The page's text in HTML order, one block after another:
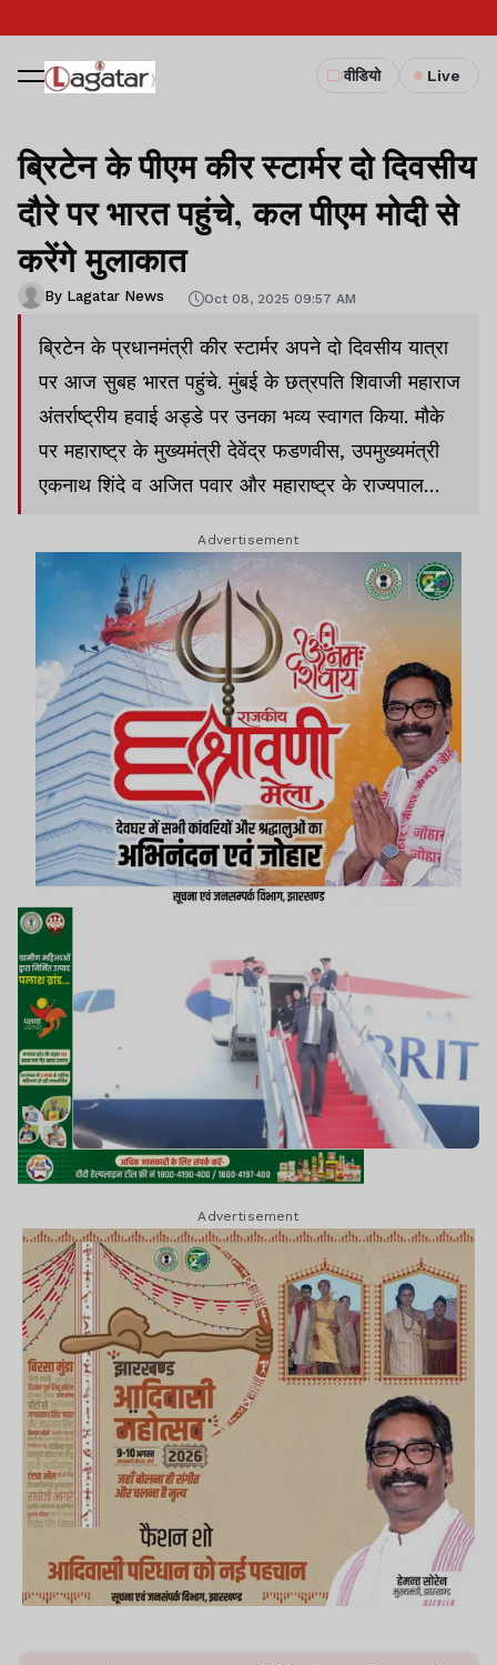
वीडियो Live
ब्रिटेन के पीएम कीर स्टार्मर दो दिवसीय
दौरे पर भारत पहुंचे, कल पीएम मोदी से
करेंगे मुलाकात
By Lagatar News Oct 08, 2025 09:57 AM
ब्रिटेन के प्रधानमंत्री कीर स्टार्मर अपने दो दिवसीय यात्रा
पर आज सुबह भारत पहुंचे. मुंबई के छत्रपति शिवाजी महाराज
अंतर्राष्ट्रीय हवाई अड्डे पर उनका भव्य स्वागत किया. मौके
पर महाराष्ट्र के मुख्यमंत्री देवेंद्र फडणवीस, उपमुख्यमंत्री
एकनाथ शिंदे व अजित पवार और महाराष्ट्र के राज्यपाल
मुलाकात करेंगे. साथ ही जियो वर्ल्ड सेंटर में सीईओ फोरम
और ग्लोबल फिनटेक फेस्ट 2025 कार्यक्रमों में भाग लेंगे.
Advertisement
Advertisement